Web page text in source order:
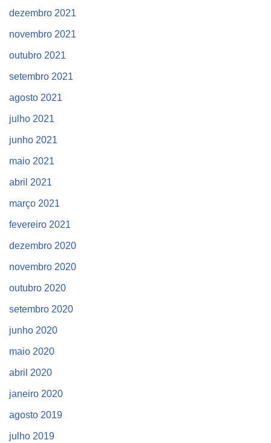
dezembro 2021
novembro 2021
outubro 2021
setembro 2021
agosto 2021
julho 2021
junho 2021
maio 2021
abril 2021
março 2021
fevereiro 2021
dezembro 2020
novembro 2020
outubro 2020
setembro 2020
junho 2020
maio 2020
abril 2020
janeiro 2020
agosto 2019
julho 2019